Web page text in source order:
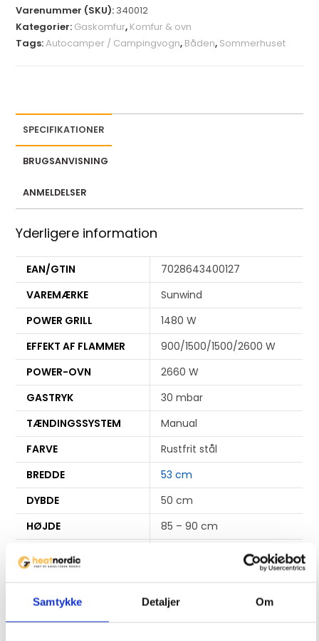
Samtykke Detaljer Om
o
u
r
r
e
t
o
t
h
a
l
t
r
Varenummer (SKU): 340012
Kategorier: Gaskomfur, Komfur & ovn
Tags:Autocamper / Campingvogn, Båden, Sommerhuset
SPECIFIKATIONER
BRUGSANVISNING
ANMELDELSER
Yderligere information
EAN/GTIN
7028643400127
VAREMÆRKE
Sunwind
POWER GRILL
1480 W
EFFEKT AF FLAMMER
900/1500/1500/2600 W
POWER-OVN
2660 W
GASTRYK
30 mbar
TÆNDINGSSYSTEM
Manual
FARVE
Rustfrit stål
BREDDE
53 cm
DYBDE
50 cm
HØJDE
85 – 90 cm
Relaterede varer